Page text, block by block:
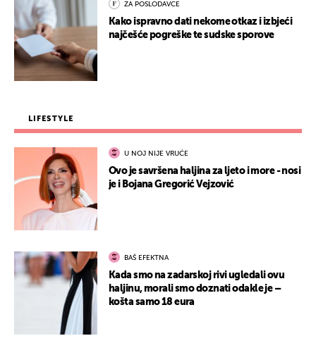
ZA POSLODAVCE
Kako ispravno dati nekome otkaz i izbjeći
najčešće pogreške te sudske sporove
LIFESTYLE
U NOJ NIJE VRUĆE
Ovo je savršena haljina za ljeto i more - nosi
je i Bojana Gregorić Vejzović
BAŠ EFEKTNA
Kada smo na zadarskoj rivi ugledali ovu
haljinu, morali smo doznati odakle je –
košta samo 18 eura